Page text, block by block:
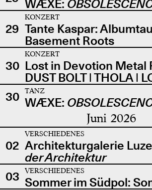
WÆXE:
29
KONZERT
Tante Kaspar:
Basement Roots
30
KONZERT
Lost in Devotion Metal
DUST BOLT | THOLA |
30
TANZ
WÆXE:
Juni 2026
02
VERSCHIEDENES
Architekturgalerie
der Architektur
03
VERSCHIEDENES
Sommer im Südpol: